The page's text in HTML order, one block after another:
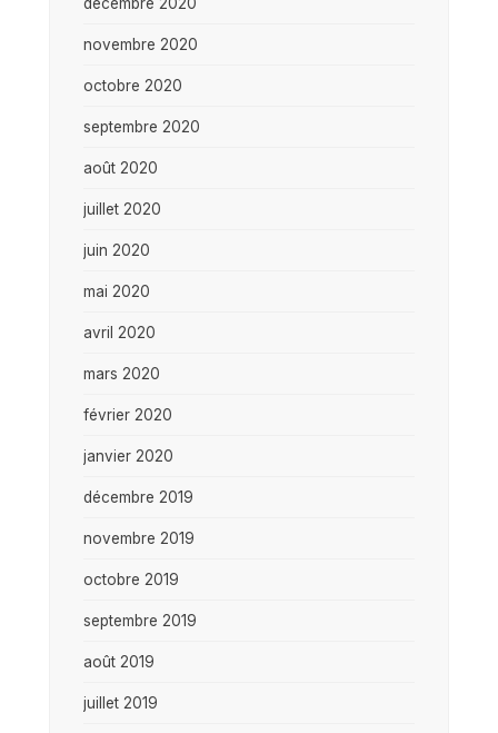
novembre 2020
octobre 2020
septembre 2020
août 2020
juillet 2020
juin 2020
mai 2020
avril 2020
mars 2020
février 2020
janvier 2020
décembre 2019
novembre 2019
octobre 2019
septembre 2019
août 2019
juillet 2019